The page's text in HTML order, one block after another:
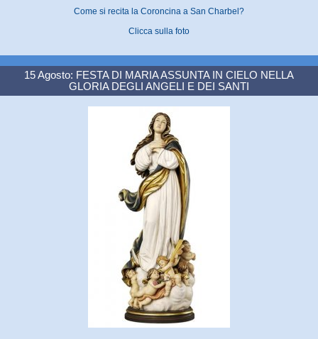
Come si recita la Coroncina a San Charbel?
Clicca sulla foto
15 Agosto: FESTA DI MARIA ASSUNTA IN CIELO NELLA
GLORIA DEGLI ANGELI E DEI SANTI